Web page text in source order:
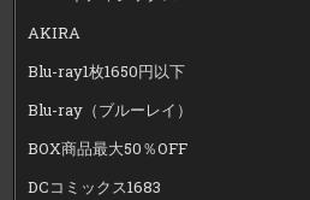
AKIRA
Blu-ray1枚1650円以下
Blu-ray（ブルーレイ）
BOX商品最大50％OFF
DCコミックス1683